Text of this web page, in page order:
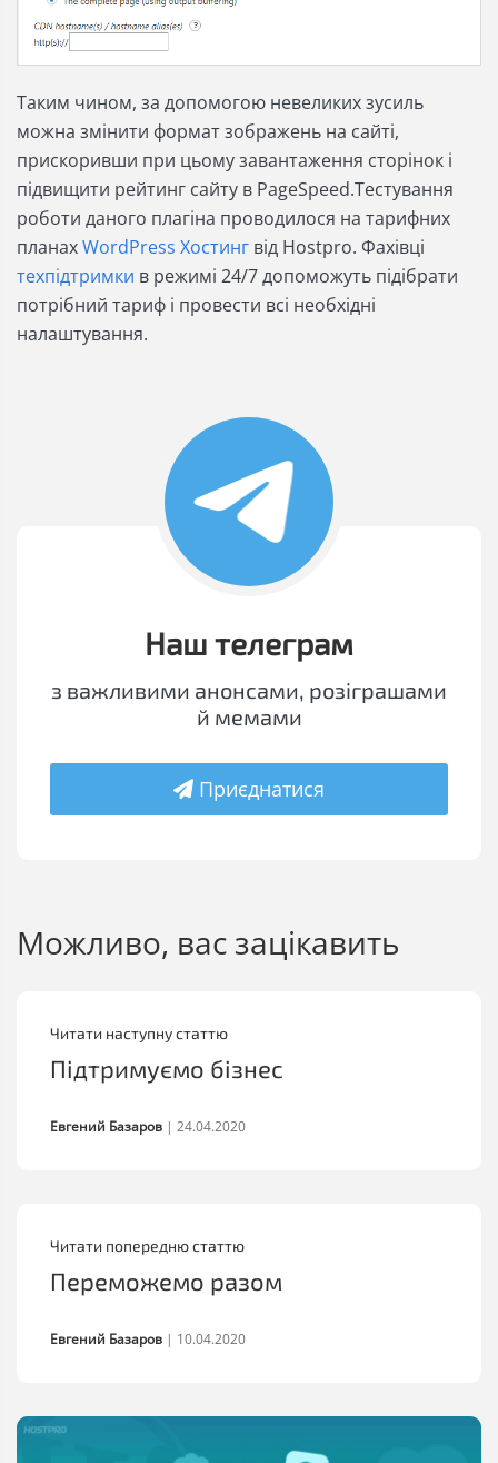
Таким чином, за допомогою невеликих зусиль
можна змінити формат зображень на сайті,
прискоривши при цьому завантаження сторінок і
підвищити рейтинг сайту в PageSpeed.Тестування
роботи даного плагіна проводилося на тарифних
планахWordPress Хостинг від Hostpro. Фахівці
техпідтримки в режимі 24/7 допоможуть підібрати
потрібний тариф і провести всі необхідні
налаштування.
Наш телеграм
з важливими анонсами, розіграшами
й мемами
Приєднатися
Можливо, вас зацікавить
Читати попередню статтю
Переможемо разом
Евгений Базаров | 10.04.2020
Читати наступну статтю
Підтримуємо бізнес
Евгений Базаров | 24.04.2020